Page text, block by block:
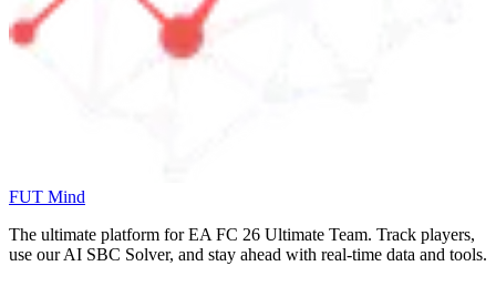
FUT Mind
The ultimate platform for EA FC 26 Ultimate Team. Track players,
use our AI SBC Solver, and stay ahead with real-time data and tools.